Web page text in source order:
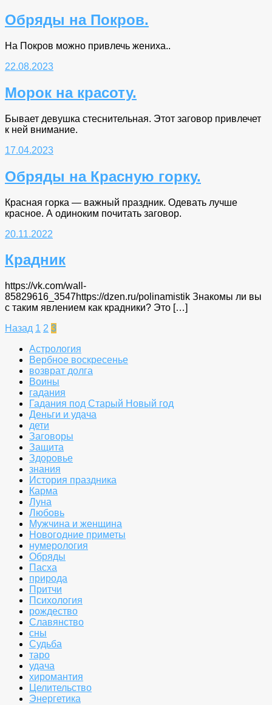
Обряды на Покров.
На Покров можно привлечь жениха..
22.08.2023
Морок на красоту.
Бывает девушка стеснительная. Этот заговор привлечет
к ней внимание.
17.04.2023
Обряды на Красную горку.
Красная горка — важный праздник. Одевать лучше
красное. А одиноким почитать заговор.
20.11.2022
Крадник
https://vk.com/wall-
85829616_3547https://dzen.ru/polinamistik Знакомы ли вы
с таким явлением как крадники? Это […]
Пагинация
записей
Назад 1 2 3
Астрология
Вербное воскресенье
возврат долга
Воины
гадания
Гадания под Старый Новый год
Деньги и удача
дети
Заговоры
Защита
Здоровье
знания
История праздника
Карма
Луна
Любовь
Мужчина и женщина
Новогодние приметы
нумерология
Обряды
Пасха
природа
Притчи
Психология
рождество
Славянство
сны
Судьба
таро
удача
хиромантия
Целительство
Энергетика